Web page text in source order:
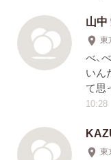
山中
東
べ、
いん
て思
10:28
東